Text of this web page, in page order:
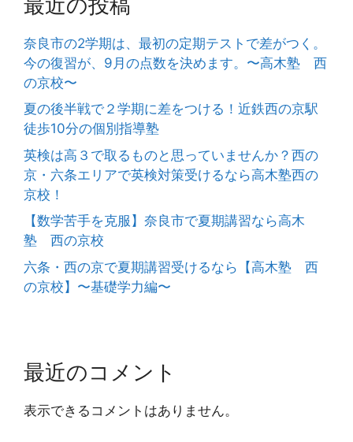
奈良市の2学期は、最初の定期テストで差がつく。
今の復習が、9月の点数を決めます。〜高木塾 西
の京校〜
夏の後半戦で２学期に差をつける！近鉄西の京駅
徒歩10分の個別指導塾
英検は高３で取るものと思っていませんか？西の
京・六条エリアで英検対策受けるなら高木塾西の
京校！
【数学苦手を克服】奈良市で夏期講習なら高木
塾 西の京校
六条・西の京で夏期講習受けるなら【高木塾 西
の京校】〜基礎学力編〜
最近のコメント
表示できるコメントはありません。